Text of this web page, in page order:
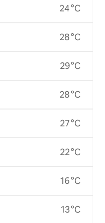
24 °C
28 °C
29 °C
28 °C
27 °C
22 °C
16 °C
13 °C